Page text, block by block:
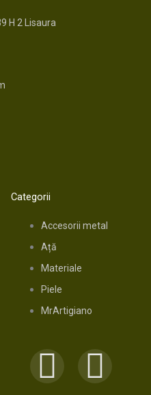
H 2 Lisaura
Categorii
Accesorii metal
Ață
Materiale
Piele
MrArtigiano
F
I